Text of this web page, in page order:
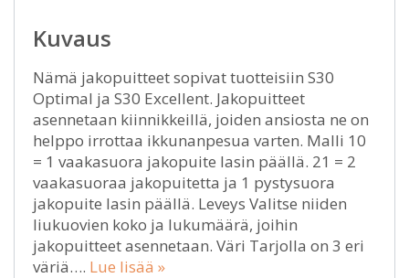
Kuvaus
Nämä jakopuitteet sopivat tuotteisiin S30
Optimal ja S30 Excellent. Jakopuitteet
asennetaan kiinnikkeillä, joiden ansiosta ne on
helppo irrottaa ikkunanpesua varten. Malli 10
= 1 vaakasuora jakopuite lasin päällä. 21 = 2
vaakasuoraa jakopuitetta ja 1 pystysuora
jakopuite lasin päällä. Leveys Valitse niiden
liukuovien koko ja lukumäärä, joihin
jakopuitteet asennetaan. Väri Tarjolla on 3 eri
väriä…. Lue lisää »